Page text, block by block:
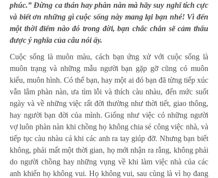
phúc.” Đừng ca thán hay phàn nàn mà hãy suy nghĩ tích cực
và biết ơn những gì cuộc sống này mang lại bạn nhé! Vì đến
một thời điểm nào đó trong đời, bạn chắc chắn sẽ cảm thấu
được ý nghĩa của câu nói ấy.
Cuộc sống là muôn màu, cách bạn ứng xử với cuộc sống là
muôn trạng và những mẫu người bạn gặp gỡ cũng có muôn
kiểu, muôn hình. Có thể bạn, hay một ai đó bạn đã từng tiếp xúc
vẫn lắm phàn nàn, ưa tìm lỗi và thích càu nhàu, đến mức suốt
ngày và về những việc rất đời thường như thời tiết, giao thông,
hay người bạn đời của mình. Giống như việc có những người
vợ luôn phàn nàn khi chồng họ không chia sẻ công việc nhà, và
tiếp tục càu nhàu cả khi các anh ra tay giúp đỡ. Nhưng bạn biết
không, phải mất một thời gian, họ mới nhận ra rằng, không phải
do người chồng hay những vụng về khi làm việc nhà của các
anh khiến họ không vui. Họ không vui, sau cùng là vì họ đang